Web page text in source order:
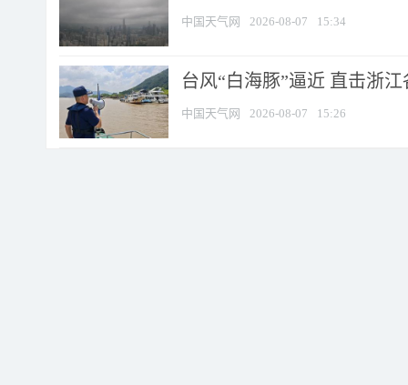
中国天气网 2026-08-07 15:34
台风“白海豚”逼近 直击浙
中国天气网 2026-08-07 15:26